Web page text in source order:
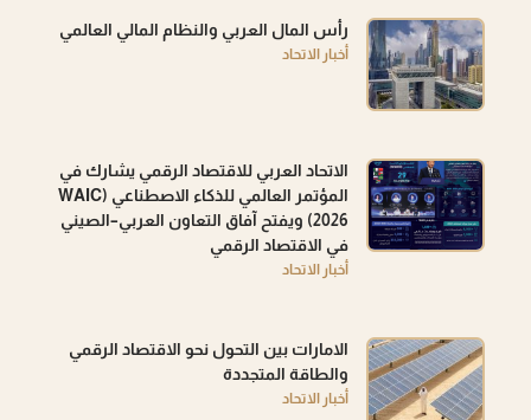
رأس المال العربي والنظام المالي العالمي
أخبار الاتحاد
الاتحاد العربي للاقتصاد الرقمي يشارك في
المؤتمر العالمي للذكاء الاصطناعي (WAIC
2026) ويفتح آفاق التعاون العربي–الصيني
في الاقتصاد الرقمي
أخبار الاتحاد
الامارات بين التحول نحو الاقتصاد الرقمي
والطاقة المتجددة
أخبار الاتحاد